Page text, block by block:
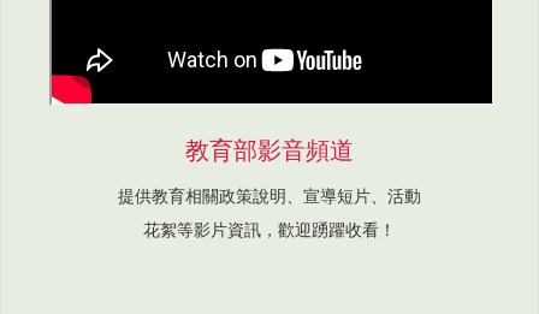
教育部影音頻道
提供教育相關政策說明、宣導短片、活動
花絮等影片資訊，歡迎踴躍收看！